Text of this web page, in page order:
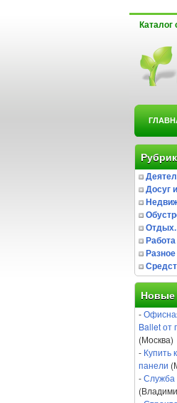
Каталог
Досуг
Отдых.
Работа
Разное
Новые
-
Ballet от
(Москва)
- Купить
панели
-Служба